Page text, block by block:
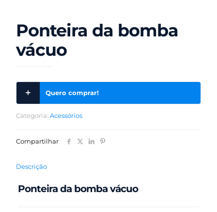
Ponteira da bomba
vácuo
Quero comprar!
Categoria: Acessórios
Compartilhar
Descrição
Ponteira da bomba vácuo